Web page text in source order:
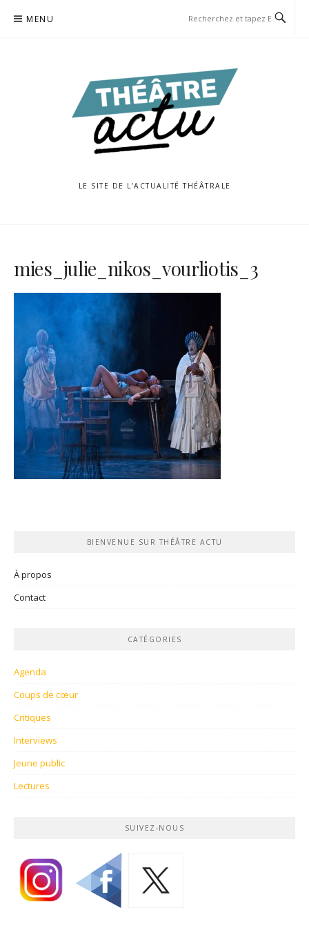
MENU
LE SITE DE L’ACTUALITÉ THÉÂTRALE
mies_julie_nikos_vourliotis_3
BIENVENUE SUR THÉÂTRE ACTU
À propos
Contact
CATÉGORIES
Agenda
Coups de cœur
Critiques
Interviews
Jeune public
Lectures
SUIVEZ-NOUS